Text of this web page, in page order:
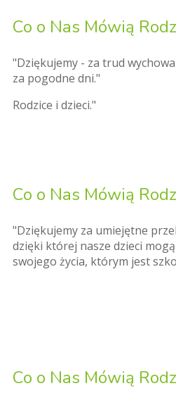
Co o Nas Mówią
"Dziękujemy - za trud
za pogodne dni."
Rodzice i dzieci."
Co o Nas Mówią
"Dziękujemy za umiejętne
dzięki której nasze dzieci
swojego życia, którym jest
Co o Nas Mówią